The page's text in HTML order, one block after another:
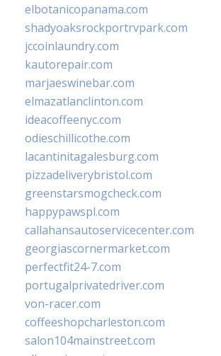
elbotanicopanama.com
shadyoaksrockportrvpark.com
jccoinlaundry.com
kautorepair.com
marjaeswinebar.com
elmazatlanclinton.com
ideacoffeenyc.com
odieschillicothe.com
lacantinitagalesburg.com
pizzadeliverybristol.com
greenstarsmogcheck.com
happypawspl.com
callahansautoservicecenter.com
georgiascornermarket.com
perfectfit24-7.com
portugalprivatedriver.com
von-racer.com
coffeeshopcharleston.com
salon104mainstreet.com